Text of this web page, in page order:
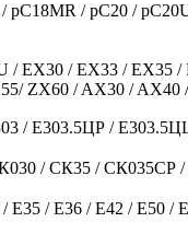
/ pC20 /
EX30 / EX33 /
ZX60 / AX30 / AX40
/ Е303.5ЦР /
/ СК35 /
Е35 / Е36 / Е42 / Е50 /